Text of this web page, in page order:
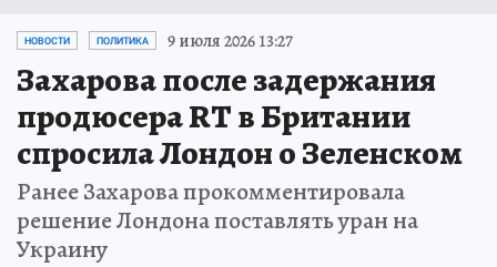
НОВОСТИ ПОЛИТИКА 9 июля 2026 13:27
Захарова после задержания
продюсера RT в Британии
спросила Лондон о Зеленском
Ранее Захарова прокомментировала
решение Лондона поставлять уран на
Украину